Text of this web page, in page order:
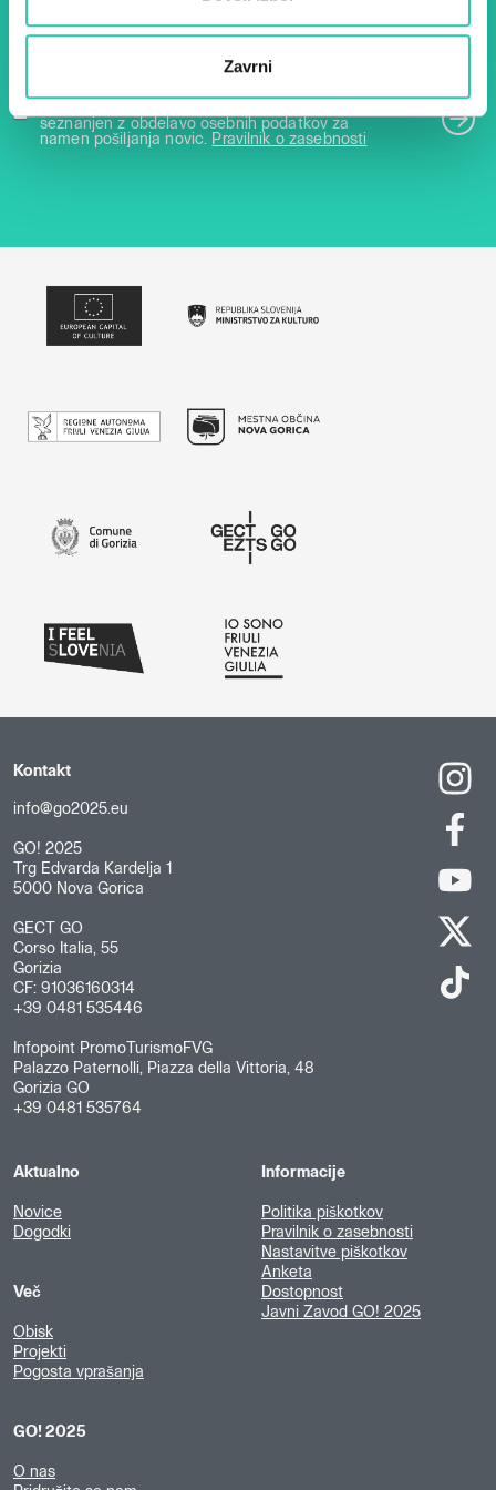
Zavrni
E-pošta *
seznanjen z obdelavo osebnih podatkov za
namen pošiljanja novic.
Pravilnik o zasebnosti
Kontakt
info@go2025.eu
GO! 2025
Trg Edvarda Kardelja 1
5000 Nova Gorica
GECT GO
Corso Italia, 55
Gorizia
CF: 91036160314
+39 0481 535446
Infopoint PromoTurismoFVG
Palazzo Paternolli, Piazza della Vittoria, 48
Gorizia GO
+39 0481 535764
Aktualno
Novice
Dogodki
Več
Obisk
Projekti
Pogosta vprašanja
GO! 2025
O nas
Informacije
Politika piškotkov
Pravilnik o zasebnosti
Nastavitve piškotkov
Anketa
Dostopnost
Javni Zavod GO! 2025